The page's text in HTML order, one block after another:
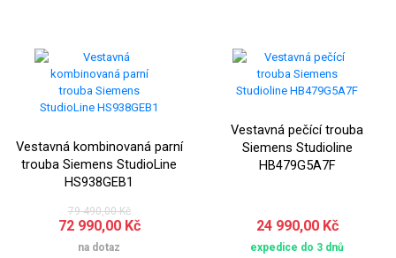
Vestavná kombinovaná parní
trouba Siemens StudioLine
HS938GEB1
79 490,00 Kč
72 990,00 Kč
na dotaz
Vestavná pečící trouba
Siemens Studioline
HB479G5A7F
24 990,00 Kč
expedice do 3 dnů